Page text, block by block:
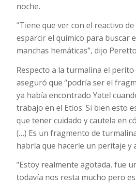
noche.
“Tiene que ver con el reactivo
esparcir el químico para buscar
manchas hemáticas”, dijo
Respecto a la turmalina el
aseguró que “podría ser el
ya había encontrado Yatel
trabajo en el Etios. Si bien esto
que tener cuidado y cautela en
(…) Es un fragmento de
habría que hacerle un peritaje y
“Estoy realmente agotada, fue
todavía nos resta mucho pero